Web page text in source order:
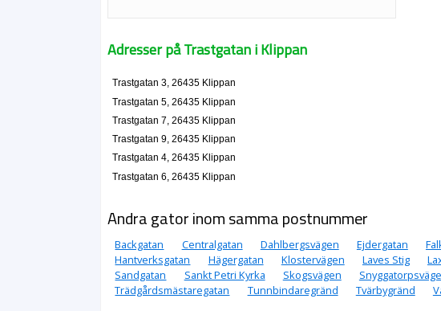
Adresser på Trastgatan i Klippan
Trastgatan 3, 26435 Klippan
Trastgatan 5, 26435 Klippan
Trastgatan 7, 26435 Klippan
Trastgatan 9, 26435 Klippan
Trastgatan 4, 26435 Klippan
Trastgatan 6, 26435 Klippan
Andra gator inom samma postnummer
Backgatan Centralgatan Dahlbergsvägen Ejdergatan
Hantverksgatan
Hägergatan Klostervägen Laves Stig
Sandgatan
Sankt Petri Kyrka Skogsvägen
Trädgårdsmästaregatan
Tunnbindaregränd Tvärbygränd